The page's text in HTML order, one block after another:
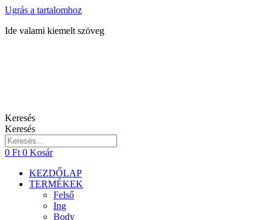
Ugrás a tartalomhoz
Ide valami kiemelt szöveg
Keresés
Keresés
0 Ft 0 Kosár
KEZDŐLAP
TERMÉKEK
Felső
Ing
Body